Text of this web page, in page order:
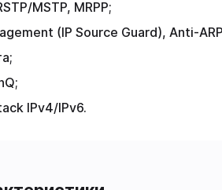
MSTP, MRPP;
(IP Source Guard), Anti-
IPv4/IPv6.